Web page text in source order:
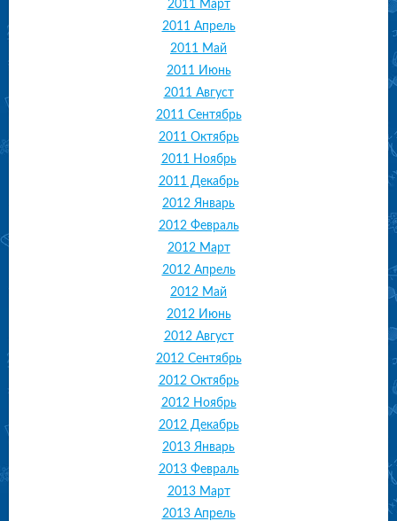
2011 Март
2011 Апрель
2011 Май
2011 Июнь
2011 Август
2011 Сентябрь
2011 Октябрь
2011 Ноябрь
2011 Декабрь
2012 Январь
2012 Февраль
2012 Март
2012 Апрель
2012 Май
2012 Июнь
2012 Август
2012 Сентябрь
2012 Октябрь
2012 Ноябрь
2012 Декабрь
2013 Январь
2013 Февраль
2013 Март
2013 Апрель